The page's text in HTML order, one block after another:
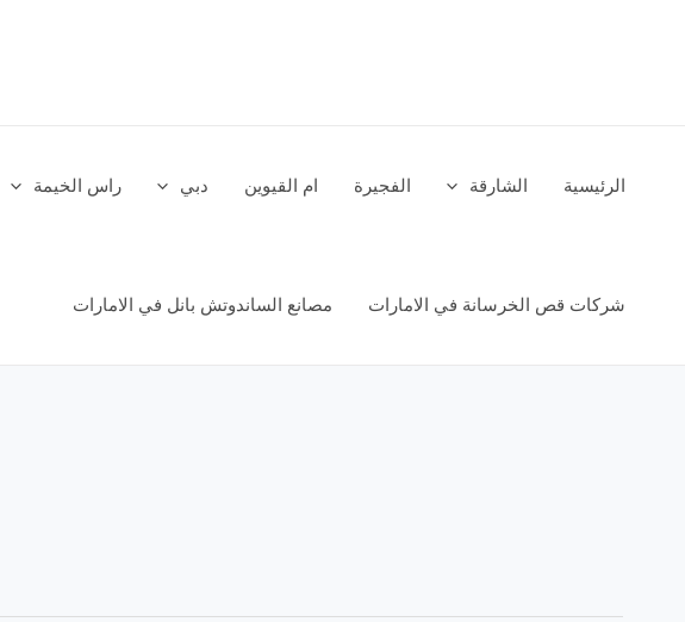
الرئيسية الشارقة الفجيرة ام القيوين دبي راس الخيمة
شركات قص الخرسانة في الامارات مصانع الساندوتش بانل في الامارات